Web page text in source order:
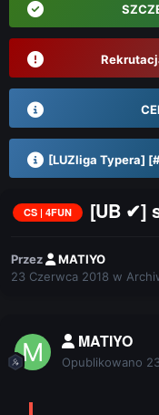
[LUZliga Typera]
CS | 4FUN [UB ✔]
Przez
MATIYO
23 Czerwca 2018 w
MATIYO
Opublikowano